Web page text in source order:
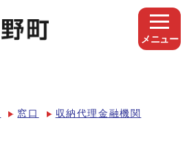
メニュー
窓口 収納代理金融機関